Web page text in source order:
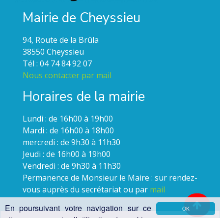
OK
En poursuivant votre navigation sur ce
Mairie de Cheyssieu
94, Route de la Brûla
38550 Cheyssieu
Tél : 04 74 84 92 07
Nous contacter par mail
Horaires de la mairie
Lundi : de 16h00 à 19h00
Mardi : de 16h00 à 18h00
mercredi : de 9h30 à 11h30
Jeudi : de 16h00 à 19h00
Vendredi : de 9h30 à 11h30
Permanence de Monsieur le Maire : sur rendez-
vous auprès du secrétariat ou par mail